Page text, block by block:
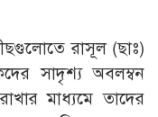
রাসূল (ছাঃ)
সাদৃশ্য অবলম্বন
মাধ্যমে তাদের